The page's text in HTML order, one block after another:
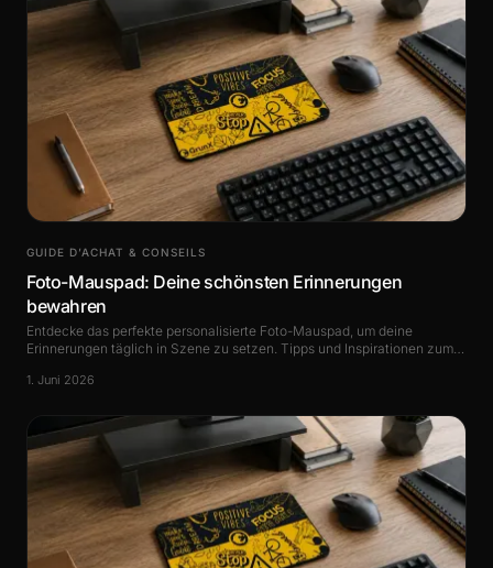
GUIDE D’ACHAT & CONSEILS
Foto-Mauspad: Deine schönsten Erinnerungen
bewahren
Entdecke das perfekte personalisierte Foto-Mauspad, um deine
Erinnerungen täglich in Szene zu setzen. Tipps und Inspirationen zum
1. Juni 2026